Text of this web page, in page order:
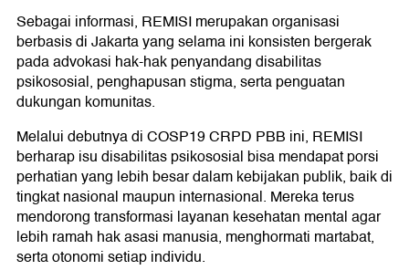
Sebagai informasi, REMISI merupakan organisasi
berbasis di Jakarta yang selama ini konsisten bergerak
pada advokasi hak-hak penyandang disabilitas
psikososial, penghapusan stigma, serta penguatan
dukungan komunitas.
Melalui debutnya di COSP19 CRPD PBB ini, REMISI
berharap isu disabilitas psikososial bisa mendapat porsi
perhatian yang lebih besar dalam kebijakan publik, baik di
tingkat nasional maupun internasional. Mereka terus
mendorong transformasi layanan kesehatan mental agar
lebih ramah hak asasi manusia, menghormati martabat,
serta otonomi setiap individu.